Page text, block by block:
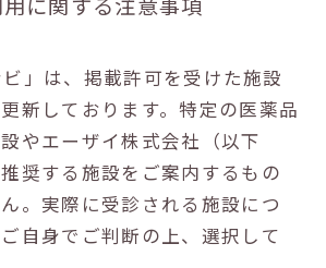
」は、掲載許可を受けた施設
新しております。特定の医薬品
やエーザイ株式会社（以下
推奨する施設をご案内するもの
。実際に受診される施設につ
自身でご判断の上、選択して